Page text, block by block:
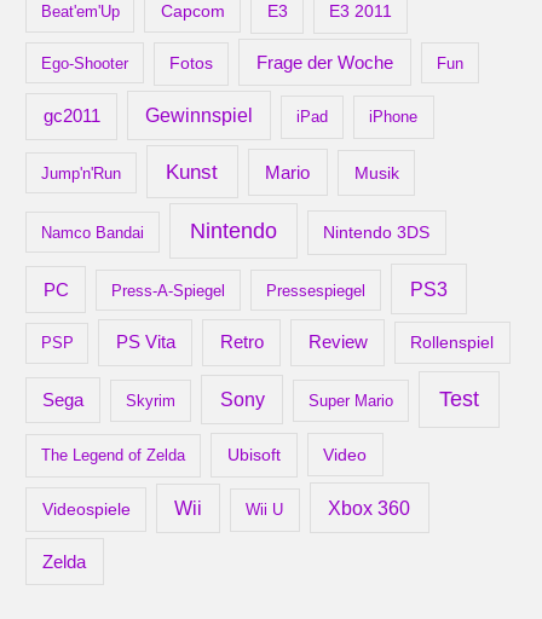
Beat'em'Up Capcom E3 E3 2011
Ego-Shooter Fotos Frage der Woche Fun
gc2011 Gewinnspiel iPad iPhone
Jump'n'Run Kunst Mario Musik
Namco Bandai Nintendo Nintendo 3DS
PC Press-A-Spiegel Pressespiegel PS3
PSP PS Vita Retro Review Rollenspiel
Sega Skyrim Sony Super Mario Test
The Legend of Zelda Ubisoft Video
Videospiele Wii Wii U Xbox 360
Zelda